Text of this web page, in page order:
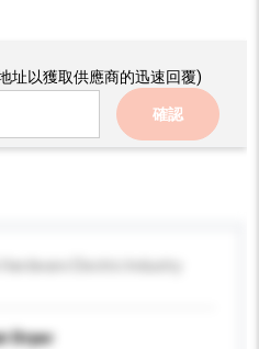
址以獲取供應商的迅速回覆)
確認
Dryer